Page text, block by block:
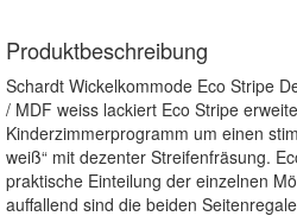
Produktbeschreibung
Schardt Wickelkommode Eco Stripe
/ MDF weiss lackiert Eco Stripe
Kinderzimmerprogramm um einen
weiß“ mit dezenter Streifenfräsung.
praktische Einteilung der einzelnen
auffallend sind die beiden